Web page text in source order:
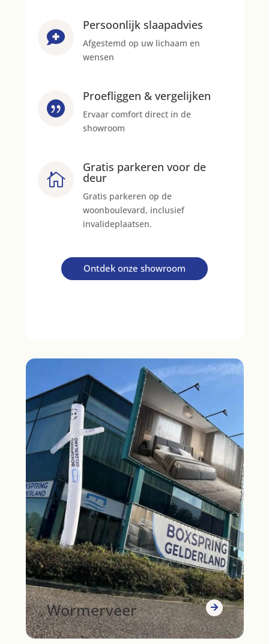

Persoonlijk slaapadvies
Afgestemd op uw lichaam en
wensen

Proefliggen & vergelijken
Ervaar comfort direct in de
showroom

Gratis parkeren voor de
deur
Gratis parkeren op de
woonboulevard, inclusief
invalideplaatsen.
Ontdek onze showroom
Wormerveer